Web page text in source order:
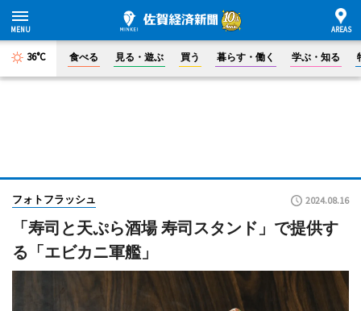
36°C 食べる 見る・遊ぶ 買う 暮らす・働く 学ぶ・知る
フォトフラッシュ 2024.08.16
「寿司と天ぷら酒場 寿司スタンド」で提供す
る「エビカニ軍艦」